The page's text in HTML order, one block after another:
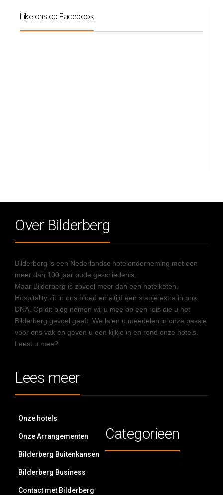
Like ons op Facebook
Over Bilderberg
Bilderberg is een Nederlandse hotelonderneming met een
meer dan 100 jaar oude geschiedenis.
Maar Bilderberg is zoveel meer dan een hotelketen.
Hospitality zit in ons bloed en altijd een stapje extra in ons
DNA. Op dit blog nemen wij u mee op een reis die u het
Bilderberg gevoel geeft. We laten u meedelen in onze passie
voor ons vak en geven u een kijkje in en rond onze hotels.
Leest u mee?
Lees meer
Onze hotels
Onze Arrangementen
Bilderberg Buitenkansen
Bilderberg Business
Contact met Bilderberg
Categorieen